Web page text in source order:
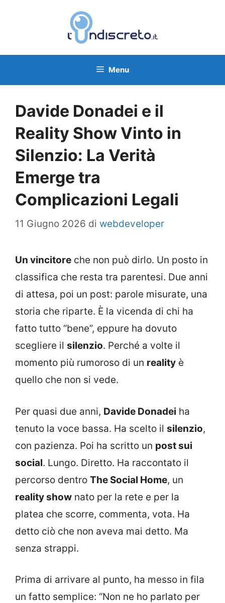
Menu
Davide Donadei e il
Reality Show Vinto in
Silenzio: La Verità
Emerge tra
Complicazioni Legali
11 Giugno 2026 di webdeveloper
Un vincitore che non può dirlo. Un posto in
classifica che resta tra parentesi. Due anni
di attesa, poi un post: parole misurate, una
storia che riparte. È la vicenda di chi ha
fatto tutto “bene”, eppure ha dovuto
scegliere il silenzio. Perché a volte il
momento più rumoroso di un reality è
quello che non si vede.
Per quasi due anni, Davide Donadei ha
tenuto la voce bassa. Ha scelto il silenzio,
con pazienza. Poi ha scritto un post sui
social. Lungo. Diretto. Ha raccontato il
percorso dentro The Social Home, un
reality show nato per la rete e per la
platea che scorre, commenta, vota. Ha
detto ciò che non aveva mai detto. Ma
senza strappi.
Prima di arrivare al punto, ha messo in fila
un fatto semplice: “Non ne ho parlato per